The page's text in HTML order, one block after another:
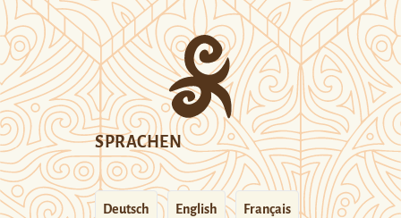
SPRACHEN
Deutsch English Français